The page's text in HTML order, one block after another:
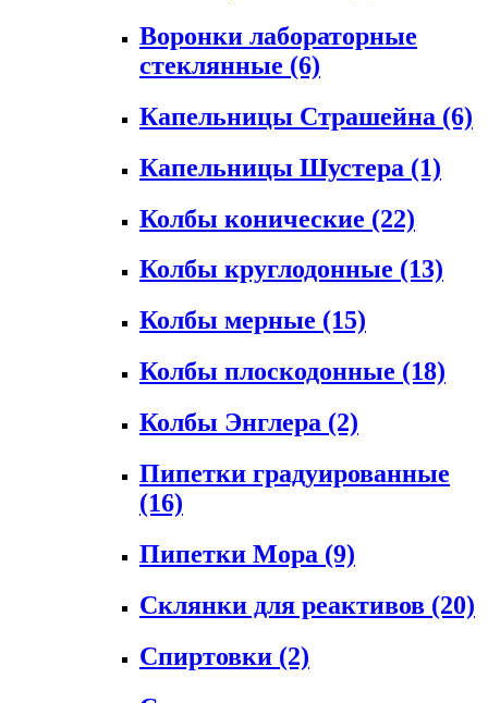
Воронки лабораторные
стеклянные (6)
Капельницы Страшейна (6)
Капельницы Шустера (1)
Колбы конические (22)
Колбы круглодонные (13)
Колбы мерные (15)
Колбы плоскодонные (18)
Колбы Энглера (2)
Пипетки градуированные
(16)
Пипетки Мора (9)
Склянки для реактивов (20)
Спиртовки (2)